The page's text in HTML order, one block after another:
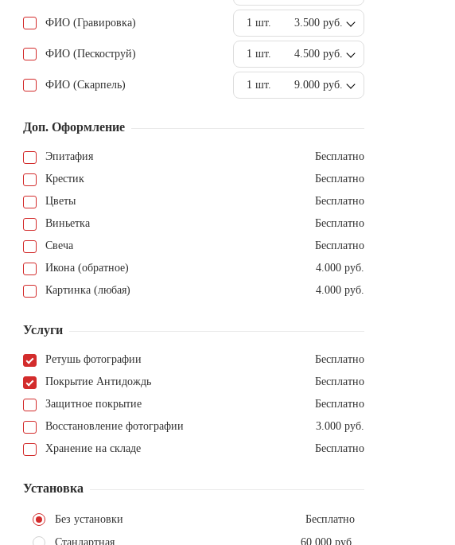
ФИО (Гравировка) 1 шт. 3.500 руб.
ФИО (Пескоструй) 1 шт. 4.500 руб.
ФИО (Скарпель) 1 шт. 9.000 руб.
Доп. Оформление
Эпитафия
Бесплатно
Крестик
Бесплатно
Цветы
Бесплатно
Виньетка
Бесплатно
Свеча
Бесплатно
Икона (обратное)
4.000 руб.
Картинка (любая)
4.000 руб.
Услуги
Ретушь фотографии
Бесплатно
Покрытие Антидождь
Бесплатно
Защитное покрытие
Бесплатно
Восстановление фотографии
3.000 руб.
Хранение на складе
Бесплатно
Установка
Без установки
Бесплатно
Стандартная
60.000 руб.